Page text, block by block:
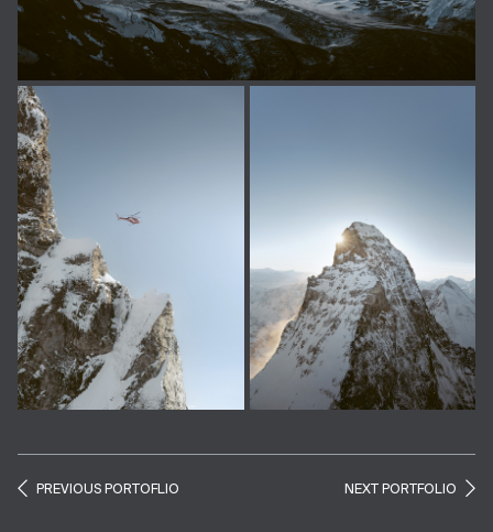
PREVIOUS PORTOFLIO NEXT PORTFOLIO